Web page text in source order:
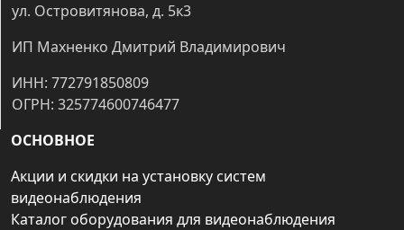
ул. Островитянова, д. 5к3
ИП Махненко Дмитрий Владимирович
ИНН: 772791850809
ОГРН: 325774600746477
ОСНОВНОЕ
Акции и скидки на установку систем
видеонаблюдения
Каталог оборудования для видеонаблюдения